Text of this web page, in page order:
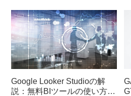
Google Looker Studioの解
説：無料BIツールの使い方と